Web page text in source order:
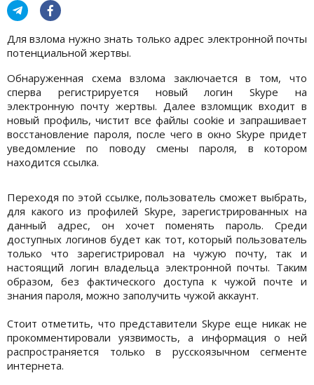
Для взлома нужно знать только адрес электронной почты
потенциальной жертвы.
Обнаруженная схема взлома заключается в том, что
сперва регистрируется новый логин Skype на
электронную почту жертвы. Далее взломщик входит в
новый профиль, чистит все файлы cookie и запрашивает
восстановление пароля, после чего в окно Skype придет
уведомление по поводу смены пароля, в котором
находится ссылка.
Переходя по этой ссылке, пользователь сможет выбрать,
для какого из профилей Skype, зарегистрированных на
данный адрес, он хочет поменять пароль. Среди
доступных логинов будет как тот, который пользователь
только что зарегистрировал на чужую почту, так и
настоящий логин владельца электронной почты. Таким
образом, без фактического доступа к чужой почте и
знания пароля, можно заполучить чужой аккаунт.
Стоит отметить, что представители Skype еще никак не
прокомментировали уязвимость, а информация о ней
распространяется только в русскоязычном сегменте
интернета.